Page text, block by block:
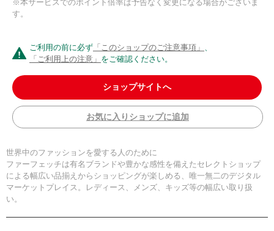
※本サービスでのポイント倍率は予告なく変更になる場合がございま
す。
ご利用の前に必ず 「このショップのご注意事項」 、
「ご利用上の注意」 をご確認ください。
ショップサイトへ
お気に入りショップに追加
世界中のファッションを愛する人のために
ファーフェッチは有名ブランドや豊かな感性を備えたセレクトショップ
による幅広い品揃えからショッピングが楽しめる、唯一無二のデジタル
マーケットプレイス。レディース、メンズ、キッズ等の幅広い取り扱
い。